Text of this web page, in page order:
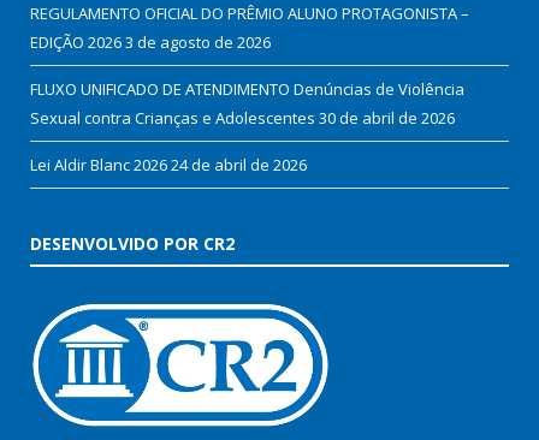
REGULAMENTO OFICIAL DO PRÊMIO ALUNO PROTAGONISTA –
EDIÇÃO 20263 de agosto de 2026
FLUXO UNIFICADO DE ATENDIMENTO Denúncias de Violência
Sexual contra Crianças e Adolescentes 30 de abril de 2026
Lei Aldir Blanc 202624 de abril de 2026
DESENVOLVIDO POR CR2